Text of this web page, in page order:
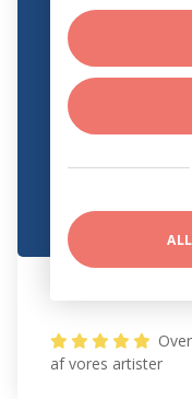
af vores artister